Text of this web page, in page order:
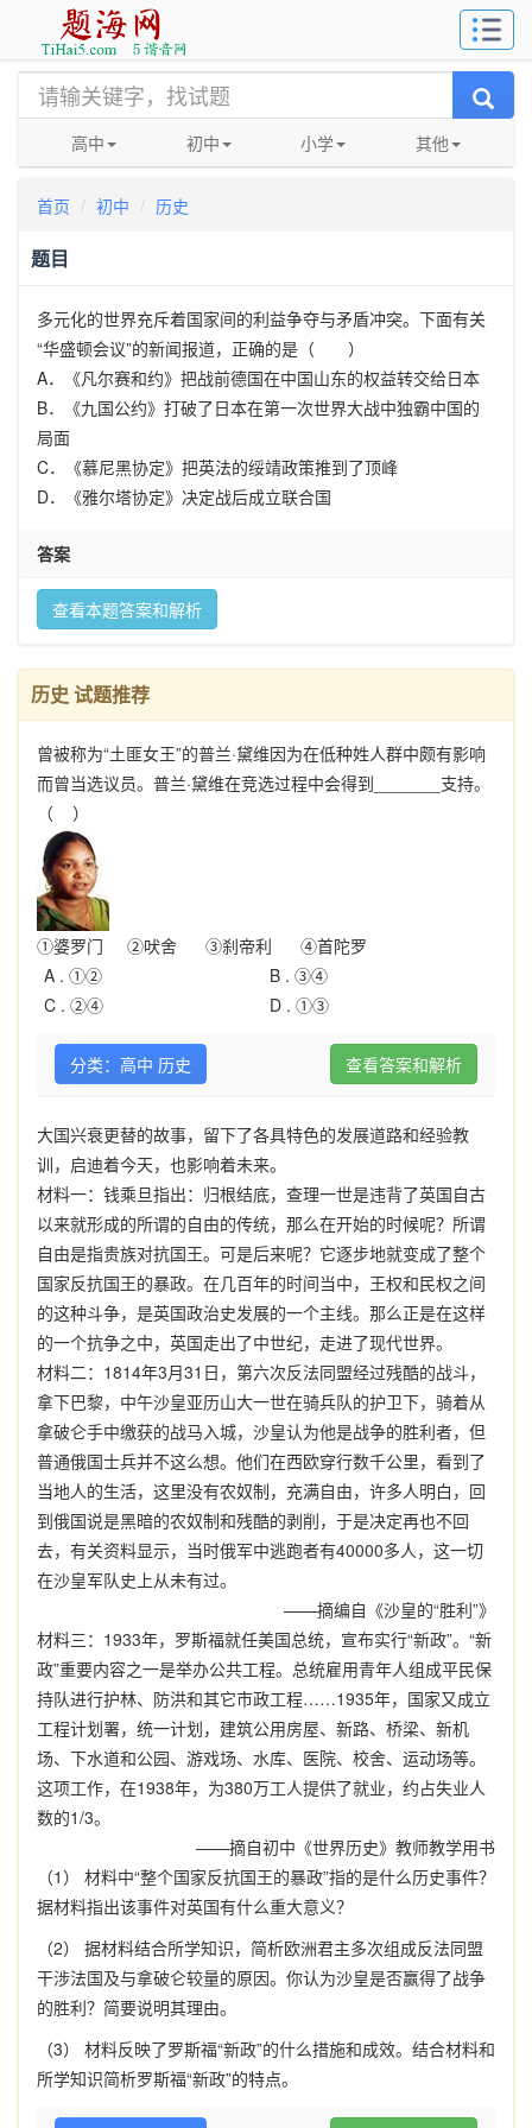
高中 初中 小学 其他
首页 初中 历史
题目
多元化的世界充斥着国家间的利益争夺与矛盾冲突。下面有关
“华盛顿会议”的新闻报道，正确的是（ ）
A．《凡尔赛和约》把战前德国在中国山东的权益转交给日本
B．《九国公约》打破了日本在第一次世界大战中独霸中国的
局面
C．《慕尼黑协定》把英法的绥靖政策推到了顶峰
D．《雅尔塔协定》决定战后成立联合国
答案
查看本题答案和解析
历史 试题推荐
曾被称为“土匪女王”的普兰·黛维因为在低种姓人群中颇有影响
而曾当选议员。普兰·黛维在竞选过程中会得到_______支持。
（ ）
①婆罗门 ②吠舍 ③刹帝利 ④首陀罗
A . ①② B . ③④
C . ②④ D . ①③
分类：高中 历史 查看答案和解析
大国兴衰更替的故事，留下了各具特色的发展道路和经验教
训，启迪着今天，也影响着未来。
材料一：钱乘旦指出：归根结底，查理一世是违背了英国自古
以来就形成的所谓的自由的传统，那么在开始的时候呢？所谓
自由是指贵族对抗国王。可是后来呢？它逐步地就变成了整个
国家反抗国王的暴政。在几百年的时间当中，王权和民权之间
的这种斗争，是英国政治史发展的一个主线。那么正是在这样
的一个抗争之中，英国走出了中世纪，走进了现代世界。
材料二：1814年3月31日，第六次反法同盟经过残酷的战斗，
拿下巴黎，中午沙皇亚历山大一世在骑兵队的护卫下，骑着从
拿破仑手中缴获的战马入城，沙皇认为他是战争的胜利者，但
普通俄国士兵并不这么想。他们在西欧穿行数千公里，看到了
当地人的生活，这里没有农奴制，充满自由，许多人明白，回
到俄国说是黑暗的农奴制和残酷的剥削，于是决定再也不回
去，有关资料显示，当时俄军中逃跑者有40000多人，这一切
在沙皇军队史上从未有过。
——摘编自《沙皇的“胜利”》
材料三：1933年，罗斯福就任美国总统，宣布实行“新政”。“新
政”重要内容之一是举办公共工程。总统雇用青年人组成平民保
持队进行护林、防洪和其它市政工程……1935年，国家又成立
工程计划署，统一计划，建筑公用房屋、新路、桥梁、新机
场、下水道和公园、游戏场、水库、医院、校舍、运动场等。
这项工作，在1938年，为380万工人提供了就业，约占失业人
数的1/3。
——摘自初中《世界历史》教师教学用书
（1） 材料中“整个国家反抗国王的暴政”指的是什么历史事件？
据材料指出该事件对英国有什么重大意义？
（2） 据材料结合所学知识，简析欧洲君主多次组成反法同盟
干涉法国及与拿破仑较量的原因。你认为沙皇是否赢得了战争
的胜利？简要说明其理由。
（3） 材料反映了罗斯福“新政”的什么措施和成效。结合材料和
所学知识简析罗斯福“新政”的特点。